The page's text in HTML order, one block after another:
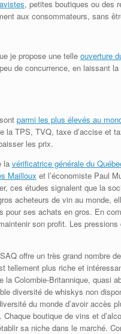
, petites boutiques ou des
aux consommateurs, sans
je propose une telle ouverture
de concurrence, en laissant
parmi les plus élevés au
la TPS, TVQ, taxe d’accise et
les prix.
la vérificatrice générale du
Mailloux et l’économiste Paul
ces études signalent que la
acheteurs de vin au monde,
pour ses achats en gros. En
son profit. Les
offre un très grand nombre
tellement plus riche et
la Colombie-Britannique, quasi
diversité de whiskys non
du monde d’avoir accès
boutique de vins et
sa niche dans le marché.